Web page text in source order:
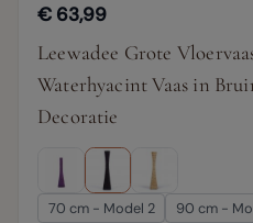
€ 63,99
Leewadee Grote
Waterhyacint Vaas in
Decoratie
70 cm - Model 2 90 cm -